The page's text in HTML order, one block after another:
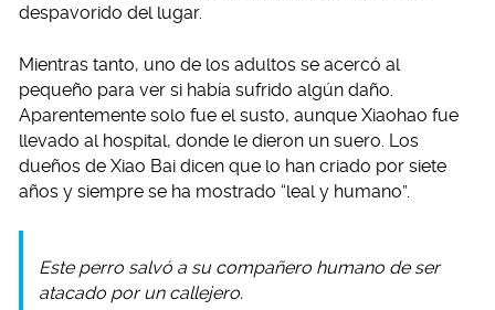
despavorido del lugar.
Mientras tanto, uno de los adultos se acercó al
pequeño para ver si había sufrido algún daño.
Aparentemente solo fue el susto, aunque Xiaohao fue
llevado al hospital, donde le dieron un suero. Los
dueños de Xiao Bai dicen que lo han criado por siete
años y siempre se ha mostrado “leal y humano”.
Este perro salvó a su compañero humano de ser
atacado por un callejero.